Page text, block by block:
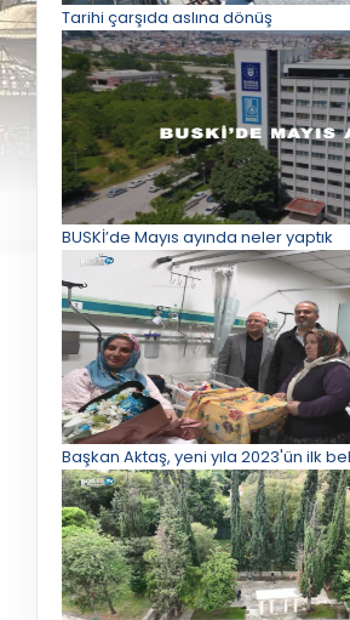
Tarihi çarşıda aslına dönüş
BUSKİ’de Mayıs ayında neler yaptık
Başkan Aktaş, yeni yıla 2023'ün ilk